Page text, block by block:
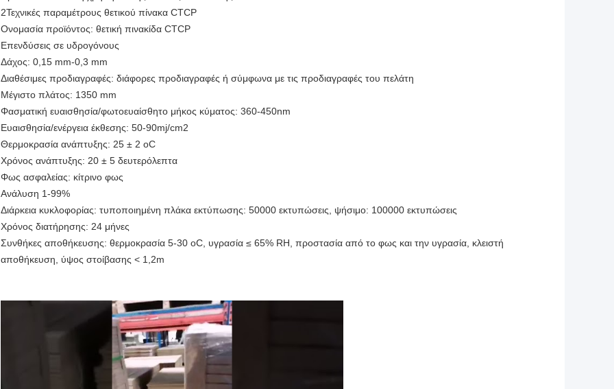
2Τεχνικές παραμέτρους θετικού πίνακα CTCP
Ονομασία προϊόντος: θετική πινακίδα CTCP
Επενδύσεις σε υδρογόνους
Δάχος: 0,15 mm-0,3 mm
Διαθέσιμες προδιαγραφές: διάφορες προδιαγραφές ή σύμφωνα με τις προδιαγραφές του πελάτη
Μέγιστο πλάτος: 1350 mm
Φασματική ευαισθησία/φωτοευαίσθητο μήκος κύματος: 360-450nm
Ευαισθησία/ενέργεια έκθεσης: 50-90mj/cm2
Θερμοκρασία ανάπτυξης: 25 ± 2 oC
Χρόνος ανάπτυξης: 20 ± 5 δευτερόλεπτα
Φως ασφαλείας: κίτρινο φως
Ανάλυση 1-99%
Διάρκεια κυκλοφορίας: τυποποιημένη πλάκα εκτύπωσης: 50000 εκτυπώσεις, ψήσιμο: 100000 εκτυπώσεις
Χρόνος διατήρησης: 24 μήνες
Συνθήκες αποθήκευσης: θερμοκρασία 5-30 oC, υγρασία ≤ 65% RH, προστασία από το φως και την υγρασία, κλειστή
αποθήκευση, ύψος στοίβασης < 1,2m